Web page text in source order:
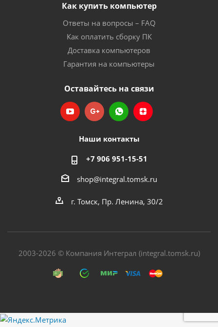
Как купить компьютер
Ответы на вопросы – FAQ
Как оплатить сборку ПК
Доставка компьютеров
Гарантия на компьютеры
Оставайтесь на связи
Наши контакты
+7 906 951-15-51
shop@integral.tomsk.ru
г. Томск, Пр. Ленина, 30/2
2003-2026 © Компания Интеграл (integral.tomsk.ru)